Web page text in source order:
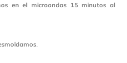
en el microondas 15 minutos al